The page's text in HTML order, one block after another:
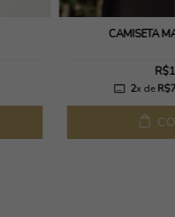
CAMISETA
2x de